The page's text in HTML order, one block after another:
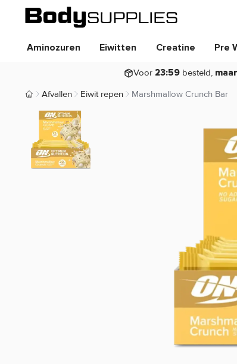
Aminozuren Eiwitten Creatine Pre
Voor 23:59 besteld,
Body Supplies | Sportvoeding en Supplementen
Afvallen Eiwit repen Marshmallow Crunch Bar